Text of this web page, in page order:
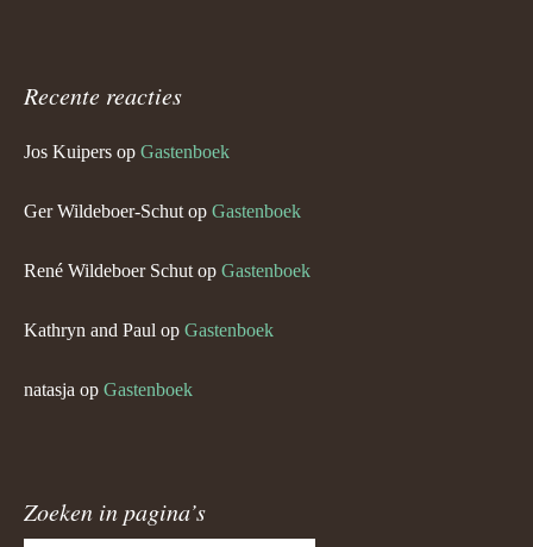
Recente reacties
Jos Kuipers op Gastenboek
Ger Wildeboer-Schut op Gastenboek
René Wildeboer Schut op Gastenboek
Kathryn and Paul op Gastenboek
natasja op Gastenboek
Zoeken in pagina’s